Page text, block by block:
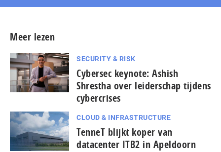
Meer lezen
SECURITY & RISK
Cybersec keynote: Ashish
Shrestha over leiderschap tijdens
cybercrises
CLOUD & INFRASTRUCTURE
TenneT blijkt koper van
datacenter ITB2 in Apeldoorn